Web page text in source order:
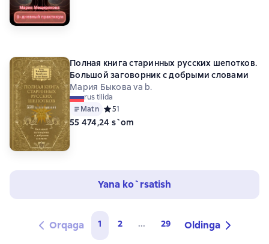
Полная книга старинных русских шепотков.
Большой заговорник с добрыми словами
Мария Быкова va b.
rus tilida
Matn Средний рейтинг 5 на основе 1 оценок
51
55 474,24 s`om
Yana ko`rsatish
Orqaga 1 2 ... 29 Oldinga